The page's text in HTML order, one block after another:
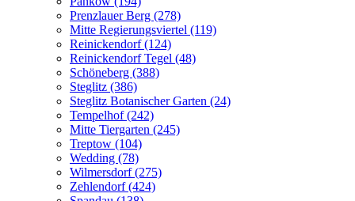
Prenzlauer Berg (278)
Mitte Regierungsviertel (119)
Reinickendorf (124)
Reinickendorf Tegel (48)
Schöneberg (388)
Steglitz (386)
Steglitz Botanischer Garten (24)
Tempelhof (242)
Mitte Tiergarten (245)
Treptow (104)
Wedding (78)
Wilmersdorf (275)
Zehlendorf (424)